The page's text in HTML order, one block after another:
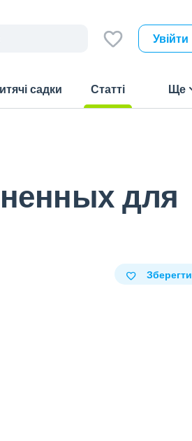
Увійти
садки
Статті
Ще
для
Зберегти